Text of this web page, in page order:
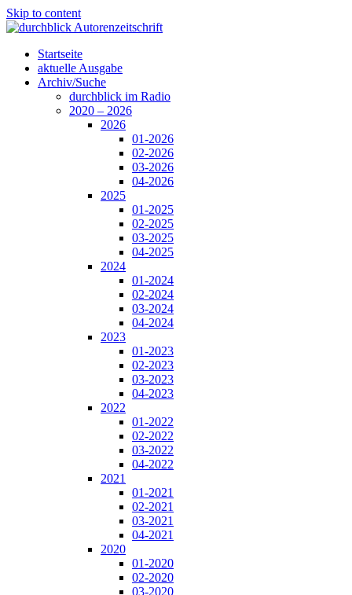
Skip to content
Startseite
aktuelle Ausgabe
Archiv/Suche
durchblick im Radio
2020 – 2026
2026
01-2026
02-2026
03-2026
04-2026
2025
01-2025
02-2025
03-2025
04-2025
2024
01-2024
02-2024
03-2024
04-2024
2023
01-2023
02-2023
03-2023
04-2023
2022
01-2022
02-2022
03-2022
04-2022
2021
01-2021
02-2021
03-2021
04-2021
2020
01-2020
02-2020
03-2020